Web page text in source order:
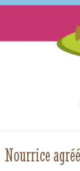
Nourrice